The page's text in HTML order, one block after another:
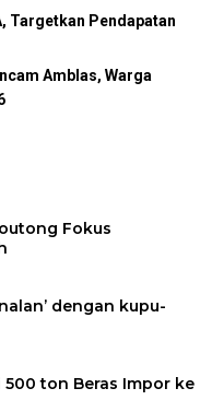
Targetkan Pendapatan
Amblas, Warga
Fokus
dengan kupu-
ton Beras Impor ke